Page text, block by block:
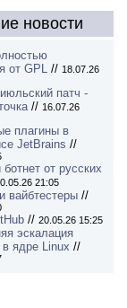
новости
от GPL // 18.07.26
патч -
// 16.07.26
плагины в
JetBrains //
от русских
21:05
вайбтестеры //
// 20.05.26 15:25
эскалация
в ядре Linux //